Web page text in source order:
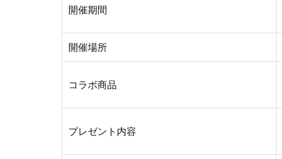
開催期間
開催場所
コラボ商品
プレゼント内容